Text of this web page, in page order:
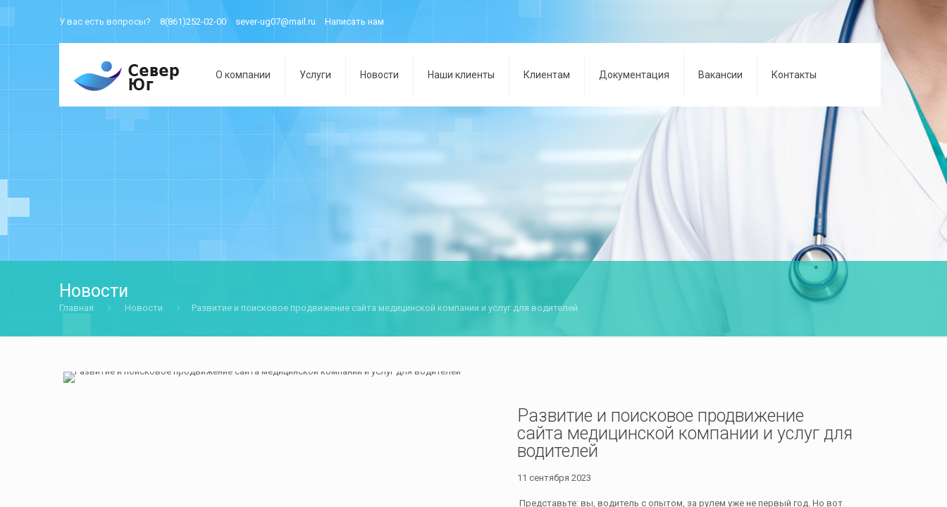
У вас есть вопросы? 8(861)252-02-00 sever-ug07@mail.ru Написать нам
О компании Услуги Новости Наши клиенты Клиентам Документация Вакансии Контакты
Новости
Главная Новости Развитие и поисковое продвижение сайта медицинской компании и услуг для водителей
Развитие и поисковое продвижение
сайта медицинской компании и услуг для
водителей
11 сентября 2023
Представьте: вы, водитель с опытом, за рулем уже не первый год. Но вот